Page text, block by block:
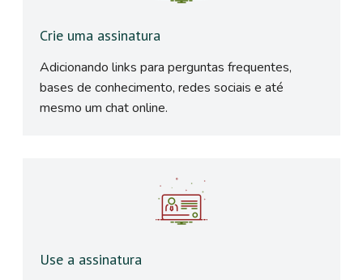
Crie uma assinatura
Adicionando links para perguntas frequentes,
bases de conhecimento, redes sociais e até
mesmo um chat online.
Use a assinatura